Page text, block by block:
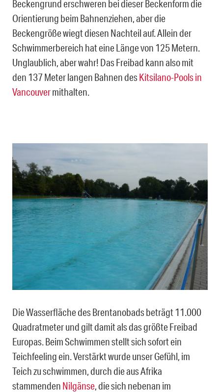
Beckengrund erschweren bei dieser Beckenform die
Orientierung beim Bahnenziehen, aber die
Beckengröße wiegt diesen Nachteil auf. Allein der
Schwimmerbereich hat eine Länge von 125 Metern.
Unglaublich, aber wahr! Das Freibad kann also mit
den 137 Meter langen Bahnen desKitsilano-Pools in
Vancouvermithalten.
Die Wasserfläche des Brentanobads beträgt 11.000
Quadratmeter und gilt damit als das größte Freibad
Europas. Beim Schwimmen stellt sich sofort ein
Teichfeeling ein. Verstärkt wurde unser Gefühl, im
Teich zu schwimmen, durch die aus Afrika
stammenden Nilgänse, die sich nebenan im